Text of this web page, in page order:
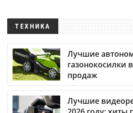
ТЕХНИКА
Лучшие
газонокосилки
продаж
Лучшие